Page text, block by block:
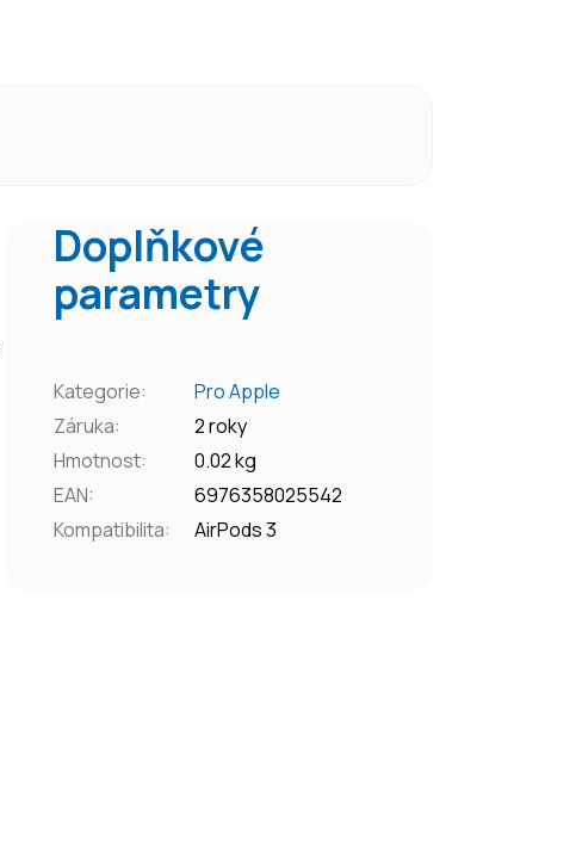
Doplňkové
parametry
Kategorie:
Pro Apple
Záruka:
2 roky
Hmotnost:
0.02 kg
EAN:
6976358025542
Kompatibilita: AirPods 3